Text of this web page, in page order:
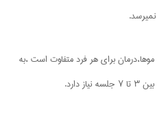
برای هر فرد متفاوت است ،به